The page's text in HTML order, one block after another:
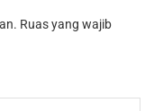
Ruas yang wajib